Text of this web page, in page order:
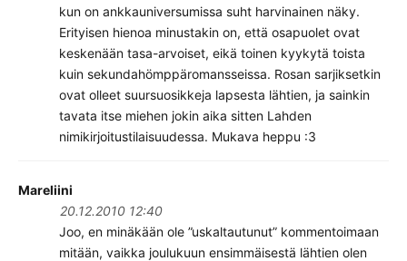
kun on ankkauniversumissa suht harvinainen näky.
Erityisen hienoa minustakin on, että osapuolet ovat
keskenään tasa-arvoiset, eikä toinen kyykytä toista
kuin sekundahömppäromansseissa. Rosan sarjiksetkin
ovat olleet suursuosikkeja lapsesta lähtien, ja sainkin
tavata itse miehen jokin aika sitten Lahden
nimikirjoitustilaisuudessa. Mukava heppu :3
Mareliini
20.12.2010 12:40
Joo, en minäkään ole ”uskaltautunut” kommentoimaan
mitään, vaikka joulukuun ensimmäisestä lähtien olen